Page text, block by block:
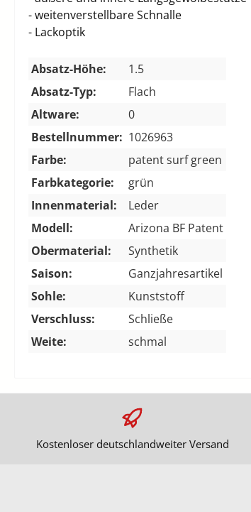
- weitenverstellbare Schnalle
- Lackoptik
Absatz-Höhe:
1.5
Absatz-Typ:
Flach
Altware:
0
Bestellnummer: 1026963
Farbe:
patent surf green
Farbkategorie:
grün
Innenmaterial:
Leder
Modell:
Arizona BF Patent
Obermaterial:
Synthetik
Saison:
Ganzjahresartikel
Sohle:
Kunststoff
Verschluss:
Schließe
Weite:
schmal
Kostenloser deutschlandweiter Versand